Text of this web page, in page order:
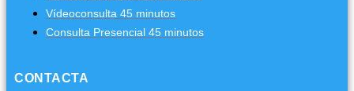
Vídeoconsulta 45 minutos
Consulta Presencial 45 minutos
CONTACTA